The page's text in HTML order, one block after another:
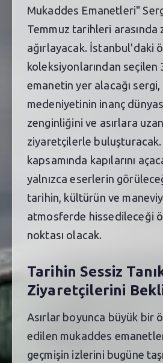
Mukaddes Emanetleri"
Temmuz tarihleri arasında
ağırlayacak. İstanbul'daki
koleksiyonlarından seçilen
emanetin yer alacağı sergi,
medeniyetinin inanç
zenginliğini ve asırlara
ziyaretçilerle
kapsamında kapılarını
yalnızca eserlerin
tarihin, kültürün ve
atmosferde hissedileceği
noktası olacak.
Tarihin Sessiz
Ziyaretçilerini
Asırlar boyunca büyük bir
edilen mukaddes
geçmişin izlerini bugüne